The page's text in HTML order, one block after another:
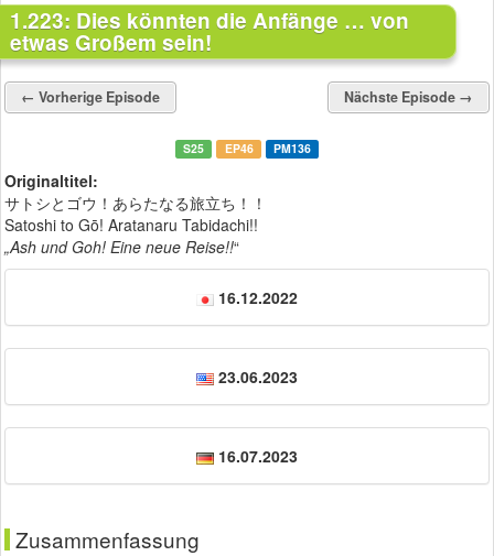
1.223: Dies könnten die Anfänge … von
etwas Großem sein!
← Vorherige Episode Nächste Episode →
S25 EP46 PM136
Originaltitel:
サトシとゴウ！あらたなる旅立ち！！
Satoshi to Gō! Aratanaru Tabidachi!!
„Ash und Goh! Eine neue Reise!!“
16.12.2022
23.06.2023
16.07.2023
Zusammenfassung